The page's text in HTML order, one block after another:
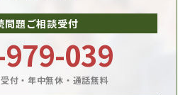
問題ご相談受付
039
付・年中無休・通話無料